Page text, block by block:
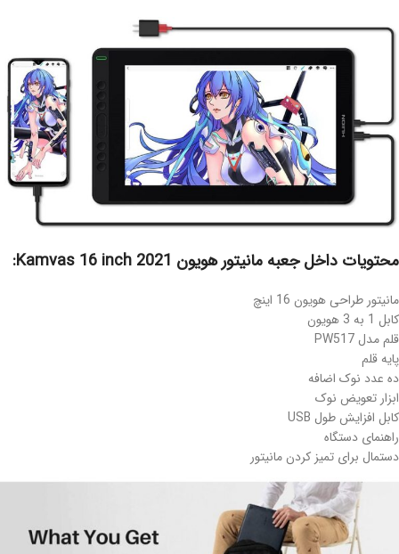
محتویات داخل جعبه مانیتور هویون Kamvas 16 inch 2021:
مانیتور طراحی هویون 16 اینچ
کابل 1 به 3 هویون
قلم مدل PW517
پایه قلم
ده عدد نوک اضافه
ابزار تعویض نوک
کابل افزایش طول USB
راهنمای دستگاه
دستمال برای تمیز کردن مانیتور